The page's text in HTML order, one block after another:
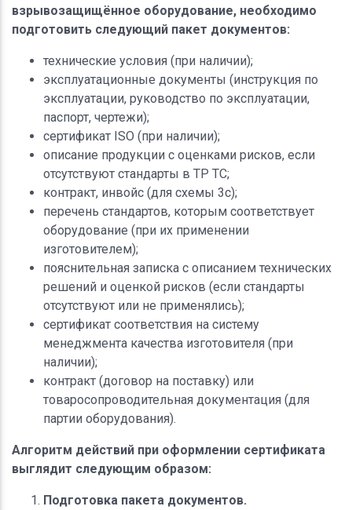
взрывозащищённое оборудование, необходимо
подготовить следующий пакет документов:
технические условия (при наличии);
эксплуатационные документы (инструкция по
эксплуатации, руководство по эксплуатации,
паспорт, чертежи);
сертификат ISO (при наличии);
описание продукции с оценками рисков, если
отсутствуют стандарты в ТР ТС;
контракт, инвойс (для схемы 3с);
перечень стандартов, которым соответствует
оборудование (при их применении
изготовителем);
пояснительная записка с описанием технических
решений и оценкой рисков (если стандарты
отсутствуют или не применялись);
сертификат соответствия на систему
менеджмента качества изготовителя (при
наличии);
контракт (договор на поставку) или
товаросопроводительная документация (для
партии оборудования).
Алгоритм действий при оформлении сертификата
выглядит следующим образом:
Подготовка пакета документов.